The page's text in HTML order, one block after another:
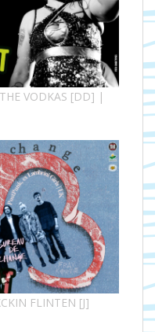
VODKAS [DD] |
FLINTEN [J]